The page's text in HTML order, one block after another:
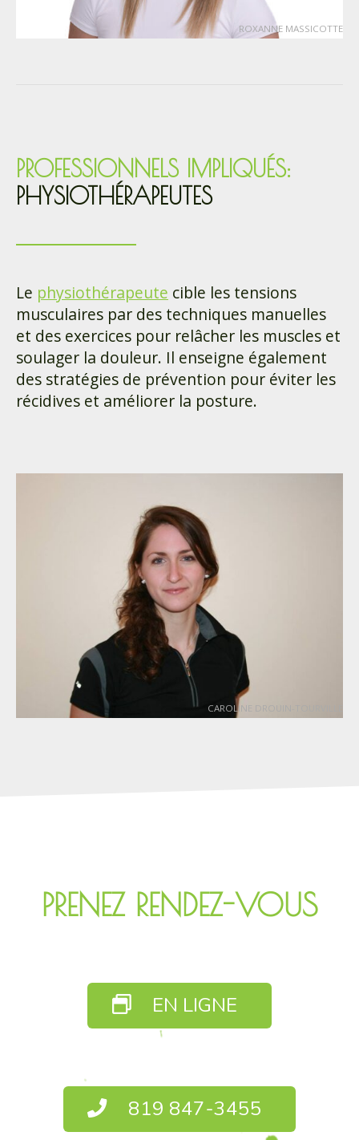
ROXANNE MASSICOTTE
PROFESSIONNELS IMPLIQUÉS:
PHYSIOTHÉRAPEUTES
Le physiothérapeute cible les tensions
musculaires par des techniques manuelles
et des exercices pour relâcher les muscles et
soulager la douleur. Il enseigne également
des stratégies de prévention pour éviter les
récidives et améliorer la posture.
CAROLINE DROUIN-TOURVILLE
PRENEZ RENDEZ-VOUS
EN LIGNE
819 847-3455